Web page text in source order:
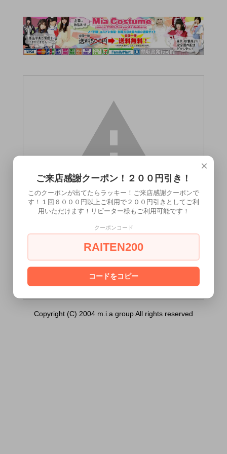
い不要 300ml）は18歳未満の方には販売
[ はい ] [ いいえ ]
Copyright (C) 2004 m.i.a group All rights reserved
×
ご来店感謝クーポン！２００円引き！
このクーポンが出てたらラッキー！ご来店感謝クーポンで
す！１回６０００円以上ご利用で２００円引きとしてご利
用いただけます！リピーター様もご利用可能です！
クーポンコード
RAITEN200
コードをコピー